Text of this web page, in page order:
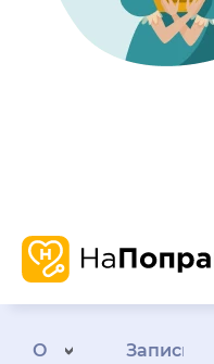
О
Запись